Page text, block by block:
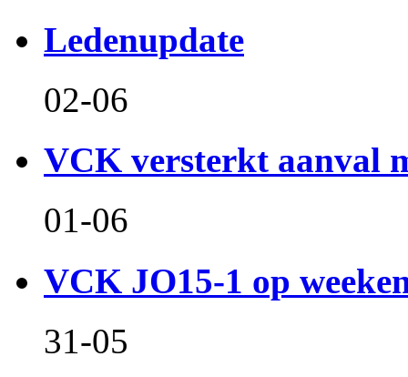
Ledenupdate
02-06
VCK versterkt aanval
01-06
VCK JO15-1 op
31-05